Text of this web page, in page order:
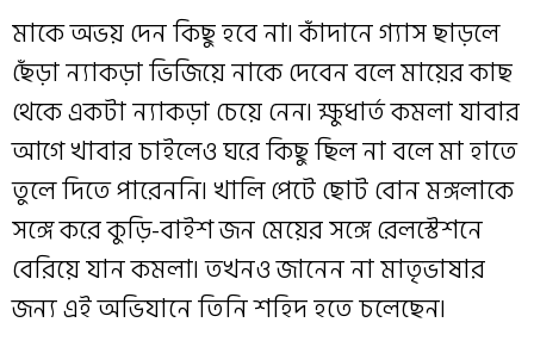
মাকে অভয় দেন কিছু হবে না৷ কাঁদানে গ্যাস ছাড়লে
ছেঁড়া ন্যাকড়া ভিজিয়ে নাকে দেবেন বলে মায়ের কাছ
থেকে একটা ন্যাকড়া চেয়ে নেন৷ ক্ষুধার্ত কমলা যাবার
আগে খাবার চাইলেও ঘরে কিছু ছিল না বলে মা হাতে
তুলে দিতে পারেননি৷ খালি পেটে ছোট বোন মঙ্গলাকে
সঙ্গে করে কুড়ি-বাইশ জন মেয়ের সঙ্গে রেলস্টেশনে
বেরিয়ে যান কমলা৷ তখনও জানেন না মাতৃভাষার
জন্য এই অভিযানে তিনি শহিদ হতে চলেছেন৷